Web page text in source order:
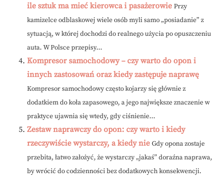
ile sztuk ma mieć kierowca i pasażerowie Przy
kamizelce odblaskowej wiele osób myli samo „posiadanie” z
sytuacją, w której dochodzi do realnego użycia po opuszczeniu
auta. W Polsce przepisy...
Kompresor samochodowy – czy warto do opon i
innych zastosowań oraz kiedy zastępuje naprawę
Kompresor samochodowy często kojarzy się głównie z
dodatkiem do koła zapasowego, a jego największe znaczenie w
praktyce ujawnia się wtedy, gdy ciśnienie...
Zestaw naprawczy do opon: czy warto i kiedy
rzeczywiście wystarczy, a kiedy nie Gdy opona zostaje
przebita, łatwo założyć, że wystarczy „jakaś” doraźna naprawa,
by wrócić do codzienności bez dodatkowych konsekwencji.